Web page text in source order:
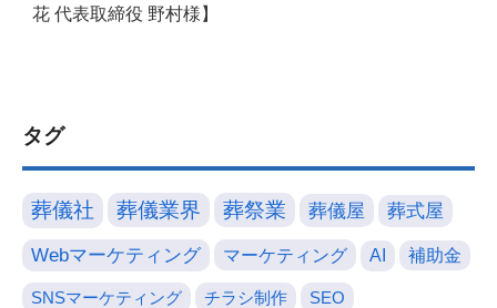
花 代表取締役 野村様】
タグ
葬儀社 葬儀業界 葬祭業 葬儀屋 葬式屋
Webマーケティング マーケティング AI 補助金
SNSマーケティング チラシ制作 SEO